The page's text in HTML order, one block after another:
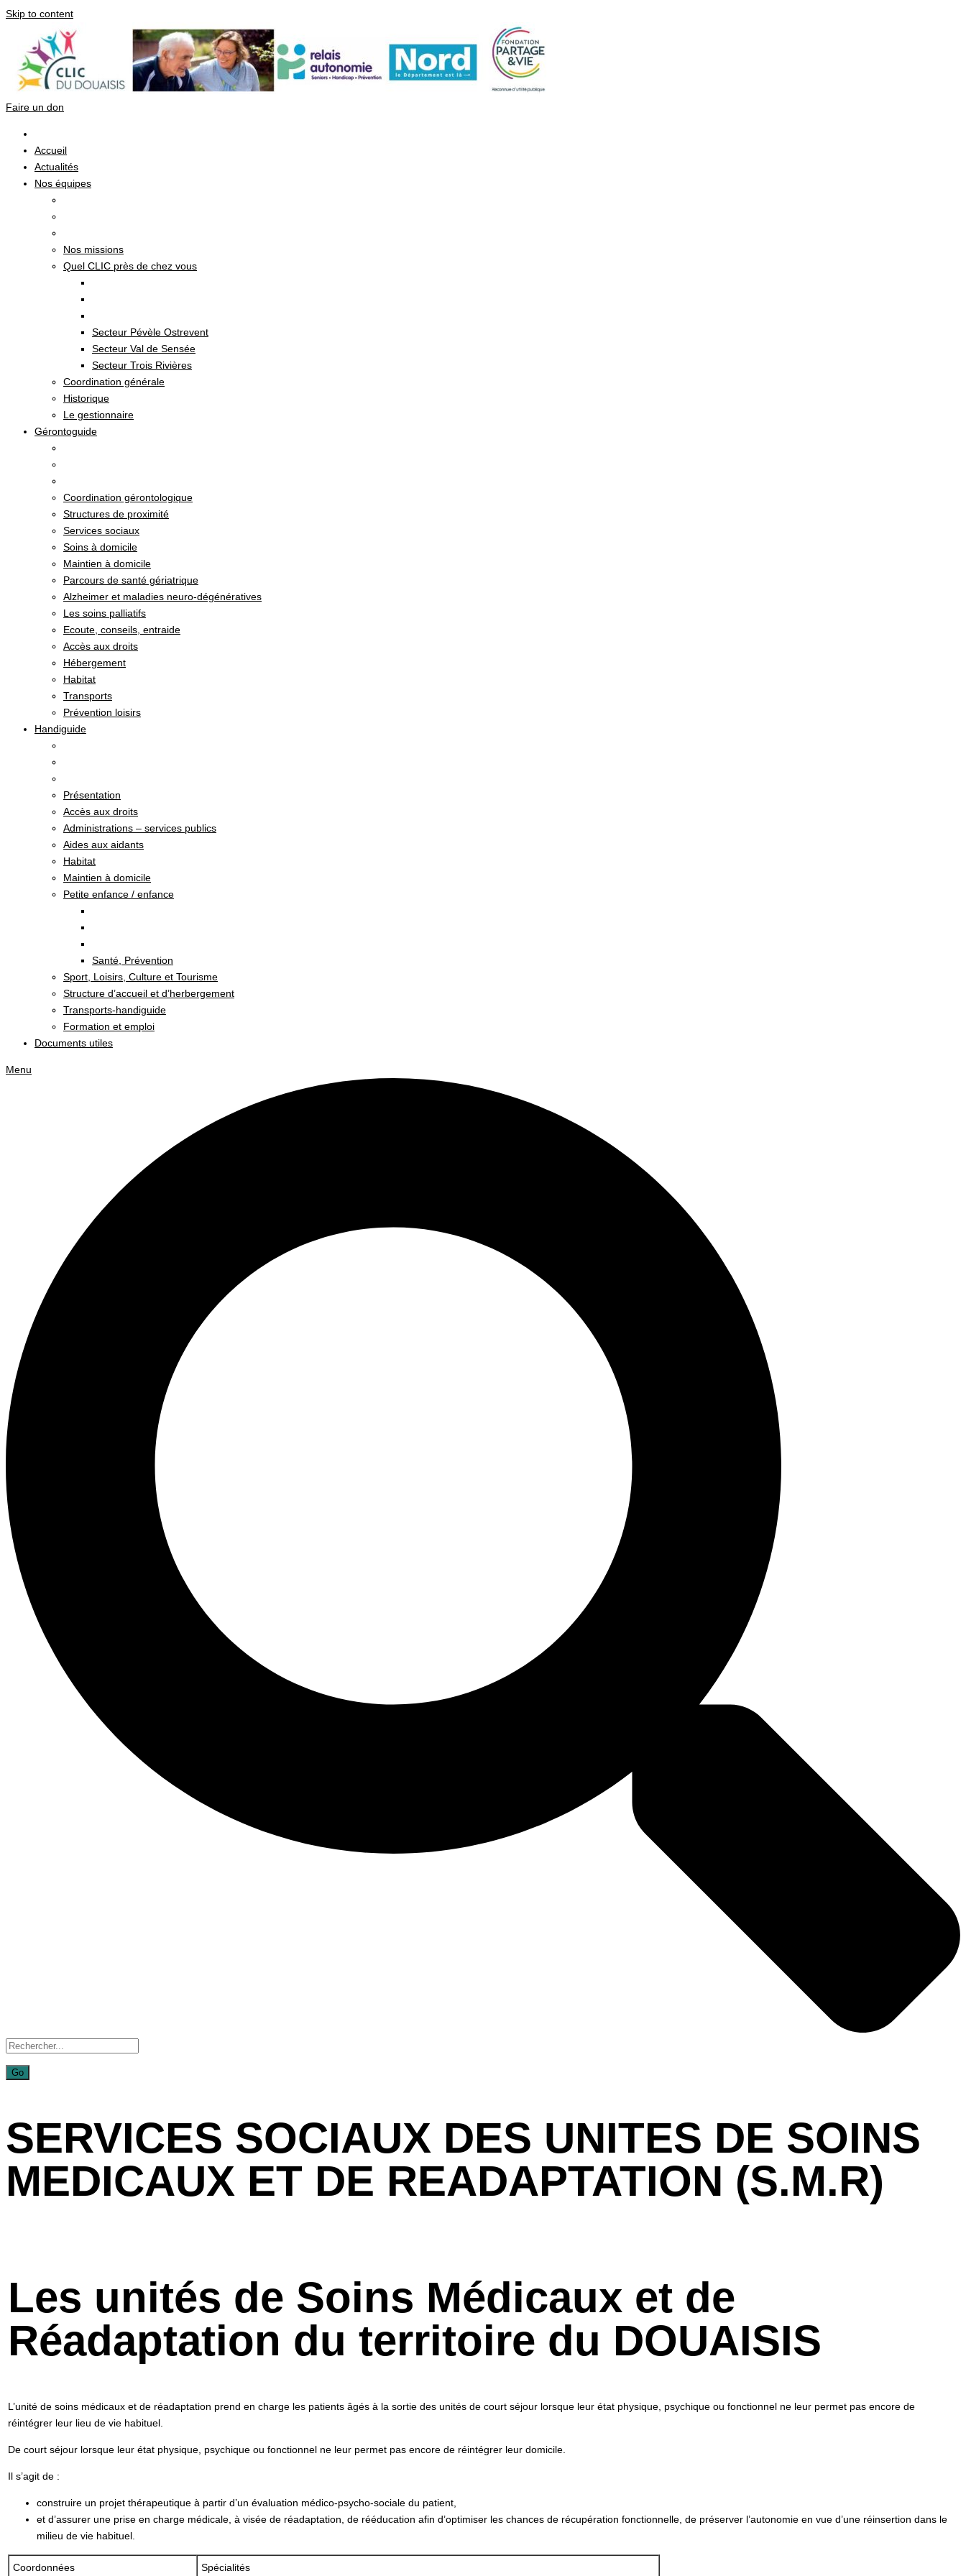
Skip to content
Faire un don
Accueil
Actualités
Nos équipes
Nos missions
Quel CLIC près de chez vous
Secteur Pévèle Ostrevent
Secteur Val de Sensée
Secteur Trois Rivières
Coordination générale
Historique
Le gestionnaire
Gérontoguide
Coordination gérontologique
Structures de proximité
Services sociaux
Soins à domicile
Maintien à domicile
Parcours de santé gériatrique
Alzheimer et maladies neuro-dégénératives
Les soins palliatifs
Ecoute, conseils, entraide
Accès aux droits
Hébergement
Habitat
Transports
Prévention loisirs
Handiguide
Présentation
Accès aux droits
Administrations – services publics
Aides aux aidants
Habitat
Maintien à domicile
Petite enfance / enfance
Santé, Prévention
Sport, Loisirs, Culture et Tourisme
Structure d’accueil et d’herbergement
Transports-handiguide
Formation et emploi
Documents utiles
Menu
SERVICES SOCIAUX DES UNITES DE SOINS
MEDICAUX ET DE READAPTATION (S.M.R)
Les unités de Soins Médicaux et de
Réadaptation du territoire du DOUAISIS
L’unité de soins médicaux et de réadaptation prend en charge les patients âgés à la sortie des unités de court séjour lorsque leur état physique, psychique ou fonctionnel ne leur permet pas encore de
réintégrer leur lieu de vie habituel.
De court séjour lorsque leur état physique, psychique ou fonctionnel ne leur permet pas encore de réintégrer leur domicile.
Il s’agit de :
construire un projet thérapeutique à partir d’un évaluation médico-psycho-sociale du patient,
et d’assurer une prise en charge médicale, à visée de réadaptation, de rééducation afin d’optimiser les chances de récupération fonctionnelle, de préserver l’autonomie en vue d’une réinsertion dans le
milieu de vie habituel.
Coordonnées Spécialités